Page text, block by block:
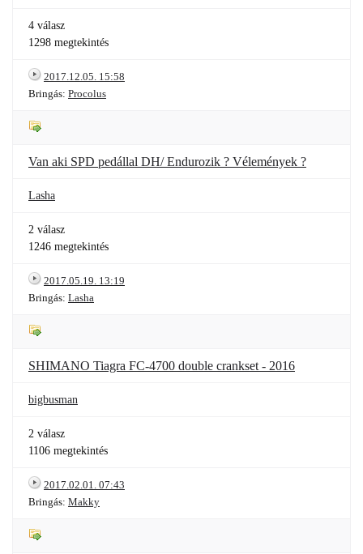
4 válasz
1298 megtekintés
2017.12.05. 15:58
Bringás: Procolus
Van aki SPD pedállal DH/ Endurozik ? Vélemények ?
Lasha
2 válasz
1246 megtekintés
2017.05.19. 13:19
Bringás: Lasha
SHIMANO Tiagra FC-4700 double crankset - 2016
bigbusman
2 válasz
1106 megtekintés
2017.02.01. 07:43
Bringás: Makky